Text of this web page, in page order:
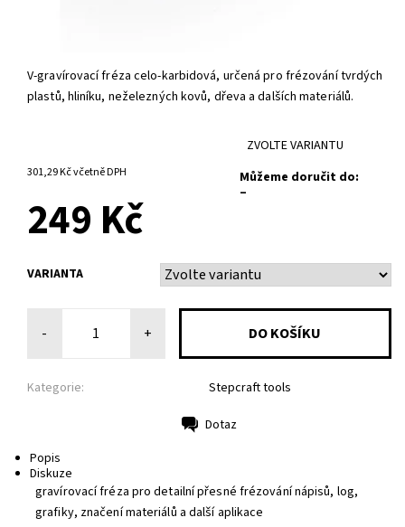
V-gravírovací fréza celo-karbidová, určená pro frézování tvrdých
plastů, hliníku, neželezných kovů, dřeva a dalších materiálů.
301,29 Kč včetně DPH
ZVOLTE VARIANTU
Můžeme doručit do:
–
249 Kč
VARIANTA
- +
Kategorie: Stepcraft tools
Dotaz
Popis
Diskuze
gravírovací fréza pro detailní přesné frézování nápisů, log,
grafiky, značení materiálů a další aplikace